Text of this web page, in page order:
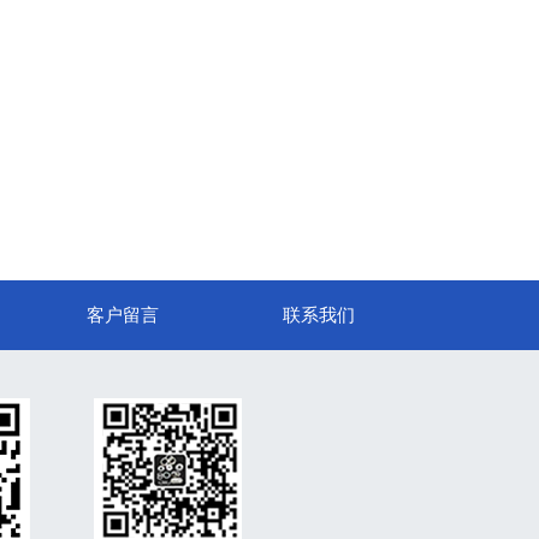
客户留言 联系我们